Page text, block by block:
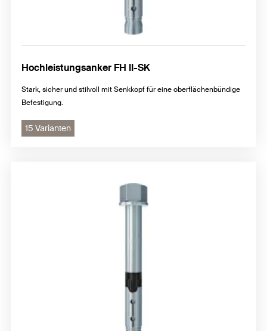
Hochleistungsanker FH II-SK
Stark, sicher und stilvoll mit Senkkopf für eine oberflächenbündige
Befestigung.
15 Varianten